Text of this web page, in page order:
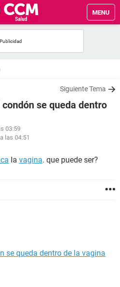
MENU
Siguiente Tema
se queda dentro
03:59
las 04:51
la vagina. que puede ser?
se queda dentro de la vagina